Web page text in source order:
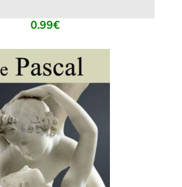
0.99€
PANIER / DÉTAILS